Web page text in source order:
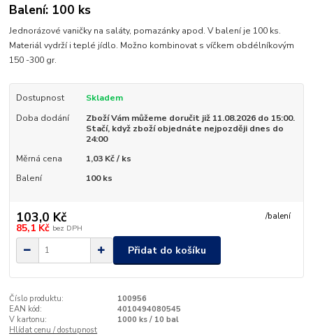
Balení: 100 ks
Jednorázové vaničky na saláty, pomazánky apod. V balení je 100 ks.
Materiál vydrží i teplé jídlo. Možno kombinovat s víčkem obdélníkovým
150 -300 gr.
Dostupnost
Skladem
Doba dodání
Zboží Vám můžeme doručit již 11.08.2026 do 15:00.
Stačí, když zboží objednáte nejpozději dnes do
24:00
Měrná cena
1,03 Kč / ks
Balení
100 ks
103,0 Kč /balení
85,1 Kč bez DPH
Přidat do košíku
Číslo produktu:
100956
EAN kód:
4010494080545
V kartonu:
1000 ks / 10 bal
Hlídat cenu / dostupnost